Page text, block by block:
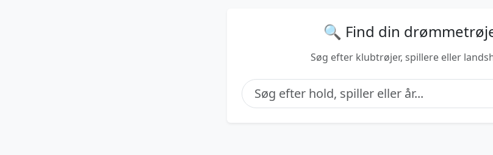
🔍 Find din
Søg efter klubtrøjer, spillere eller